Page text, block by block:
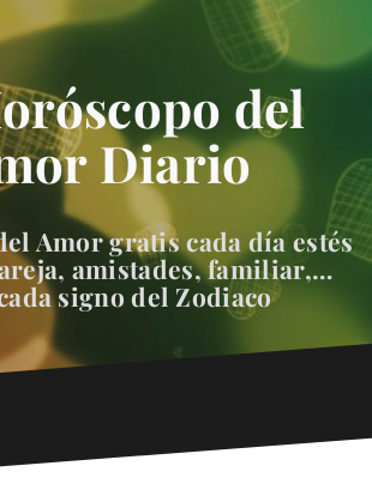
del
Diario
Amor gratis cada día estés
amistades, familiar,…
signo del Zodiaco